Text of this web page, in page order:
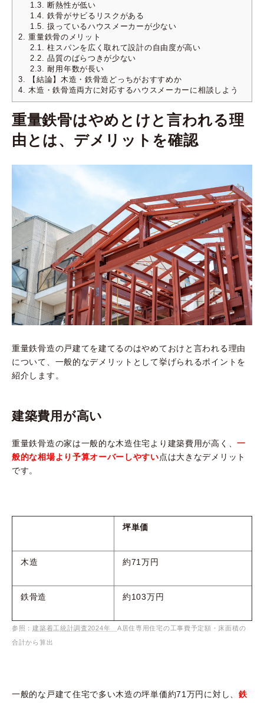
1.3. 断熱性が低い
1.4. 鉄骨がサビるリスクがある
1.5. 扱っているハウスメーカーが少ない
2. 重量鉄骨のメリット
2.1. 柱スパンを広く取れて設計の自由度が高い
2.2. 品質のばらつきが少ない
2.3. 耐用年数が長い
3. 【結論】木造・鉄骨造どっちがおすすめか
4. 木造・鉄骨造両方に対応するハウスメーカーに相談しよう
重量鉄骨はやめとけと言われる理
由とは、デメリットを確認
重量鉄骨造の戸建てを建てるのはやめておけと言われる理由
について、一般的なデメリットとして挙げられるポイントを
紹介します。
建築費用が高い
重量鉄骨造の家は一般的な木造住宅より建築費用が高く、一
般的な相場より予算オーバーしやすい点は大きなデメリット
です。
坪単価
木造 約71万円
鉄骨造 約103万円
参照：建築着工統計調査2024年 A居住専用住宅の工事費予定額・床面積の
合計から算出
一般的な戸建て住宅で多い木造の坪単価約71万円に対し、 鉄